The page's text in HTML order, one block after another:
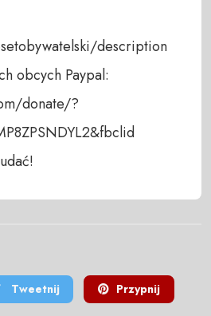
description
obcych Paypal:
donate/?
Tweetnij Przypnij